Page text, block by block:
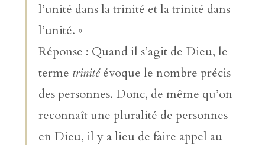
l’unité dans la trinité et la trinité dans
l’unité. »
Réponse : Quand il s’agit de Dieu, le
terme trinitéévoque le nombre précis
des personnes. Donc, de même qu’on
reconnaît une pluralité de personnes
en Dieu, il y a lieu de faire appel au